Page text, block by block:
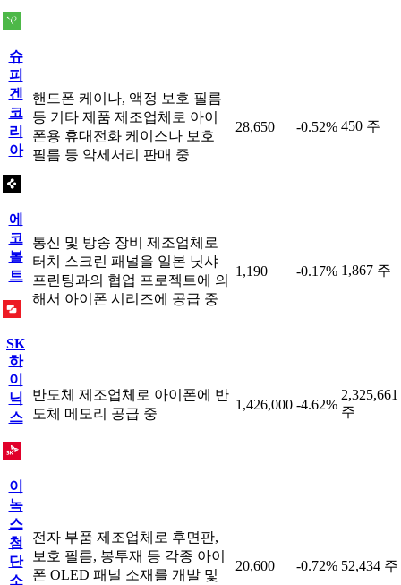
슈
피
겐
코
리
아
핸드폰 케이나, 액정 보호 필름
등 기타 제품 제조업체로 아이
폰용 휴대전화 케이스나 보호
필름 등 악세서리 판매 중
28,650 -0.52% 450 주
에
코
볼
트
통신 및 방송 장비 제조업체로
터치 스크린 패널을 일본 닛샤
프린팅과의 협업 프로젝트에 의
해서 아이폰 시리즈에 공급 중
1,190 -0.17% 1,867 주
SK
하
이
닉
스
반도체 제조업체로 아이폰에 반
도체 메모리 공급 중
1,426,000 -4.62%
2,325,661
주
이
녹
스
첨
단
소
전자 부품 제조업체로 후면판,
보호 필름, 봉투재 등 각종 아이
폰 OLED 패널 소재를 개발 및
20,600 -0.72% 52,434 주